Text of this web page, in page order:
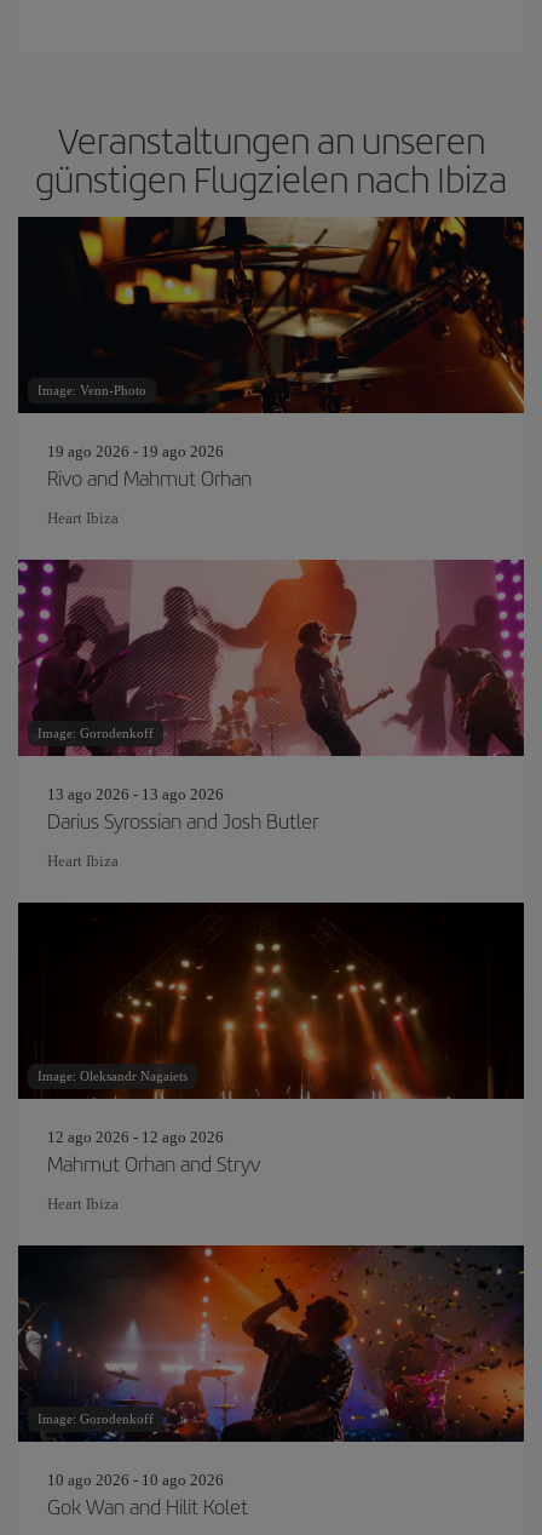
Veranstaltungen an unseren
günstigen Flugzielen nach Ibiza
Image: Venn-Photo
19 ago 2026 - 19 ago 2026
Rivo and Mahmut Orhan
Heart Ibiza
Image: Gorodenkoff
13 ago 2026 - 13 ago 2026
Darius Syrossian and Josh Butler
Heart Ibiza
Image: Oleksandr Nagaiets
12 ago 2026 - 12 ago 2026
Mahmut Orhan and Stryv
Heart Ibiza
Image: Gorodenkoff
10 ago 2026 - 10 ago 2026
Gok Wan and Hilit Kolet